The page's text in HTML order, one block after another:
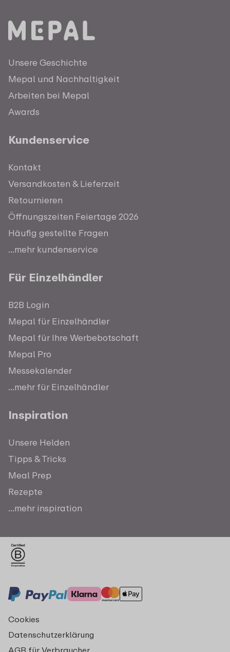
Unsere Geschichte
Mepal und Nachhaltigkeit
Arbeiten bei Mepal
Awards
Kundenservice
Kontakt
Versandkosten & Lieferzeit
Retournieren
Öffnungszeiten Feiertage 2026
Häufig gestellte Fragen
...mehr kundenservice
Für Einzelhändler
B2B Login
Mepal für Einzelhändler
Mepal für Ihre Werbebotschaft
Mepal Pro
Messekalender
...mehr für Einzelhändler
Inspiration
Unsere Helden
Tipps & Tricks
Meal Prep
Rezepte
...mehr inspiration
Cookies
Datenschutzerklärung
AGB für Verbraucher